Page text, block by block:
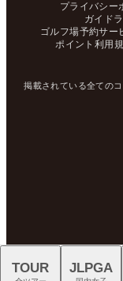
プライバシー
ガイド
ゴルフ場予約サー
ポイント利用
掲載されている全ての
TOUR JLPGA